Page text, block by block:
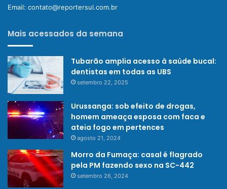
Email: contato@reportersul.com.br
Mais acessados da semana
Tubarão amplia acesso à saúde bucal:
dentistas em todas as UBS
setembro 22, 2025
Urussanga: sob efeito de drogas,
homem ameaça esposa com faca e
ateia fogo em pertences
agosto 21, 2024
Morro da Fumaça: casal é flagrado
pela PM fazendo sexo na SC-442
setembro 26, 2024